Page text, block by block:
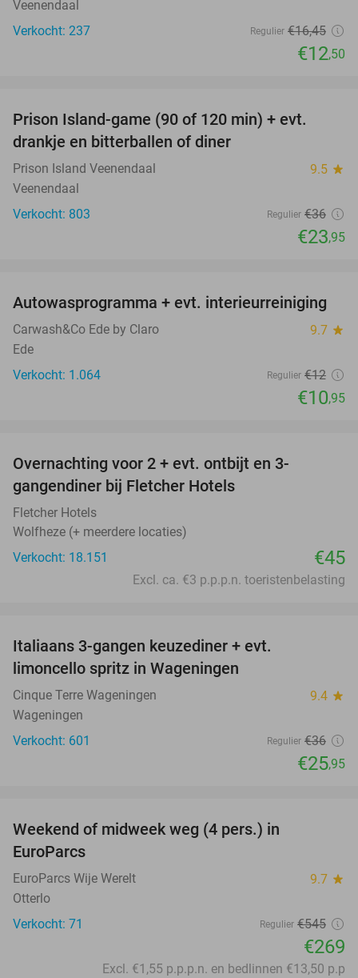
Veenendaal
Verkocht: 237
Regulier €16,45
€12,50
Prison Island-game (90 of 120 min) + evt.
drankje en bitterballen of diner
Prison Island Veenendaal 9.5 star
Veenendaal
Verkocht: 803
Regulier €36
€23,95
9%
Autowasprogramma + evt. interieurreiniging
Carwash&Co Ede by Claro 9.7 star
Ede
Verkocht: 1.064
Regulier €12
€10,95
Overnachting voor 2 + evt. ontbijt en 3-
gangendiner bij Fletcher Hotels
Fletcher Hotels
Wolfheze (+ meerdere locaties)
Verkocht: 18.151
€45
Excl. ca. €3 p.p.p.n. toeristenbelasting
Italiaans 3-gangen keuzediner + evt.
limoncello spritz in Wageningen
Cinque Terre Wageningen 9.4 star
Wageningen
Verkocht: 601
Regulier €36
€25,95
Weekend of midweek weg (4 pers.) in
EuroParcs
EuroParcs Wije Werelt 9.7 star
Otterlo
Verkocht: 71
Regulier €545
€269
Excl. €1,55 p.p.p.n. en bedlinnen €13,50 p.p